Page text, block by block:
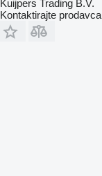
Kuijpers Trading B.V.
Kontaktirajte prodavca